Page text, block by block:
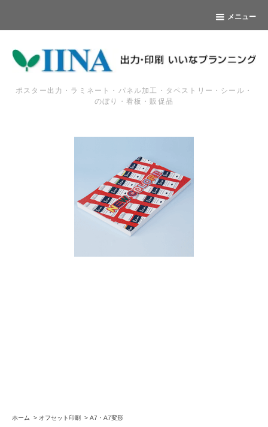
メニュー
ポスター出力・ラミネート・パネル加工・タペストリー・シール・
のぼり・看板・販促品
ホーム > オフセット印刷 > A7・A7変形